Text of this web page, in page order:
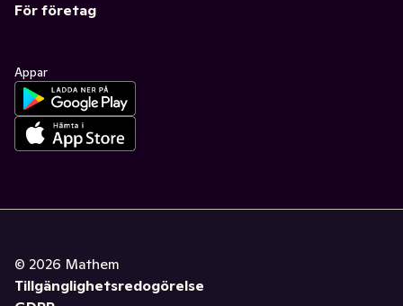
För företag
Appar
© 2026 Mathem
Tillgänglighetsredogörelse